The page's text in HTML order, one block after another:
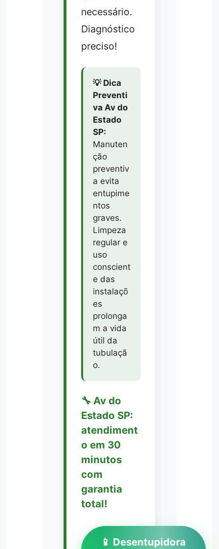
necessário.
Diagnóstico
preciso!
💡 Dica
Preventi
va Av do
Estado
SP:
Manuten
ção
preventiv
a evita
entupime
ntos
graves.
Limpeza
regular e
uso
conscient
e das
instalaçõ
es
prolonga
m a vida
útil da
tubulaçã
o.
🔧 Av do
Estado SP:
atendiment
o em 30
minutos
com
garantia
total!
📱 Desentupidora